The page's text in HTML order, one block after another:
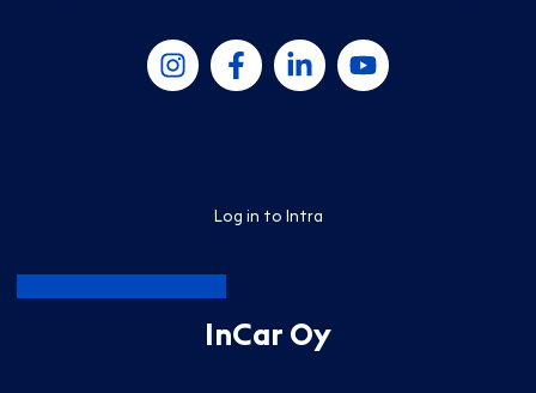
Log in to Intra
InCar Oy